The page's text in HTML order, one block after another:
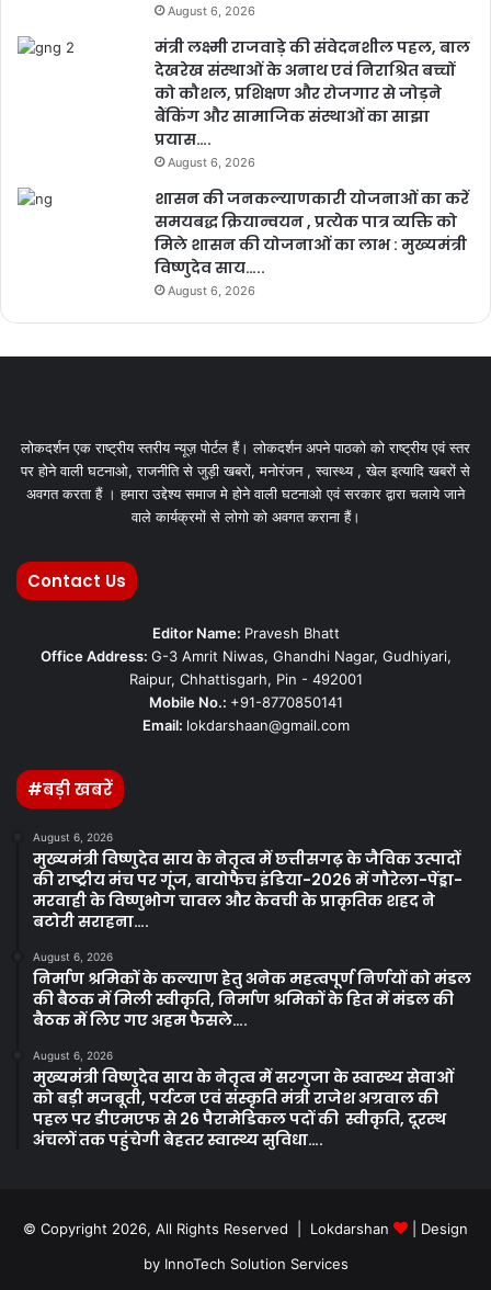
August 6, 2026
मंत्री लक्ष्मी राजवाड़े की संवेदनशील पहल, बाल
देखरेख संस्थाओं के अनाथ एवं निराश्रित बच्चों
को कौशल, प्रशिक्षण और रोजगार से जोड़ने
बैंकिंग और सामाजिक संस्थाओं का साझा
प्रयास….
August 6, 2026
शासन की जनकल्याणकारी योजनाओं का करें
समयबद्ध क्रियान्वयन , प्रत्येक पात्र व्यक्ति को
मिले शासन की योजनाओं का लाभ : मुख्यमंत्री
विष्णुदेव साय…..
August 6, 2026
लोकदर्शन एक राष्ट्रीय स्तरीय न्यूज़ पोर्टल हैं। लोकदर्शन अपने पाठको को राष्ट्रीय एवं स्तर
पर होने वाली घटनाओ, राजनीति से जुड़ी खबरों, मनोरंजन , स्वास्थ्य , खेल इत्यादि खबरों से
अवगत करता हैं । हमारा उद्देश्य समाज मे होने वाली घटनाओ एवं सरकार द्वारा चलाये जाने
वाले कार्यक्रमों से लोगो को अवगत कराना हैं।
Contact Us
Editor Name: Pravesh Bhatt
Office Address: G-3 Amrit Niwas, Ghandhi Nagar, Gudhiyari,
Raipur, Chhattisgarh, Pin - 492001
Mobile No.: +91-8770850141
Email: lokdarshaan@gmail.com
#बड़ी खबरें
August 6, 2026
मुख्यमंत्री विष्णुदेव साय के नेतृत्व में छत्तीसगढ़ के जैविक उत्पादों
की राष्ट्रीय मंच पर गूंज, बायोफैच इंडिया-2026 में गौरेला-पेंड्रा-
मरवाही के विष्णुभोग चावल और केवची के प्राकृतिक शहद ने
बटोरी सराहना….
August 6, 2026
निर्माण श्रमिकों के कल्याण हेतु अनेक महत्वपूर्ण निर्णयों को मंडल
की बैठक में मिली स्वीकृति, निर्माण श्रमिकों के हित में मंडल की
बैठक में लिए गए अहम फैसले….
August 6, 2026
मुख्यमंत्री विष्णुदेव साय के नेतृत्व में सरगुजा के स्वास्थ्य सेवाओं
को बड़ी मजबूती, पर्यटन एवं संस्कृति मंत्री राजेश अग्रवाल की
पहल पर डीएमएफ से 26 पैरामेडिकल पदों की स्वीकृति, दूरस्थ
अंचलों तक पहुंचेगी बेहतर स्वास्थ्य सुविधा….
© Copyright 2026, All Rights Reserved | Lokdarshan
| Design
by InnoTech Solution Services